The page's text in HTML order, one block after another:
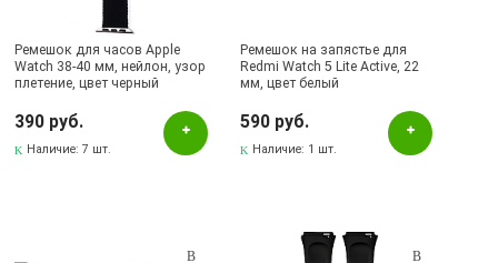
Ремешок для часов Apple
Watch 38-40 мм, нейлон, узор
плетение, цвет черный
390 руб.
Наличие:7 шт.
Ремешок на запястье для
Redmi Watch 5 Lite Active, 22
мм, цвет белый
590 руб.
Наличие: 1 шт.